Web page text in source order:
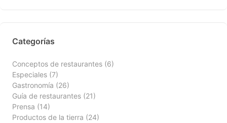
Categorías
Conceptos de restaurantes (6)
Especiales (7)
Gastronomía (26)
Guía de restaurantes (21)
Prensa (14)
Productos de la tierra (24)